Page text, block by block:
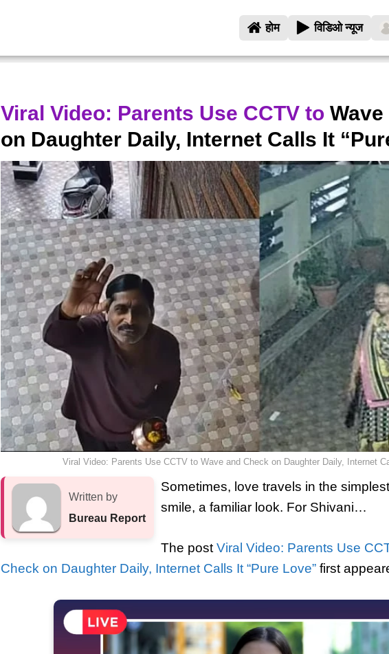
होम विडिओ न्यूज
Viral Video: Parents Use CCTV toWave
on Daughter Daily, Internet Calls It
Viral Video: Parents Use CCTV to Wave and Check on Daughter Daily, Internet
Written by
Bureau Report
Sometimes, love travels in the
smile, a familiar look. For Shivani…
The post Viral Video: Parents Use
Check on Daughter Daily, Internet Calls It “Pure Love”first